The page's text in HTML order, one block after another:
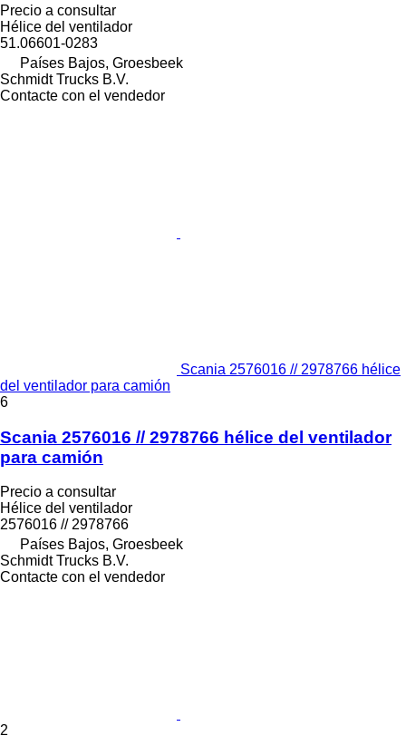
Precio a consultar
Hélice del ventilador
51.06601-0283
Países Bajos, Groesbeek
Schmidt Trucks B.V.
Contacte con el vendedor
Scania 2576016 // 2978766 hélice
del ventilador para camión
6
Scania 2576016 // 2978766 hélice del ventilador
para camión
Precio a consultar
Hélice del ventilador
2576016 // 2978766
Países Bajos, Groesbeek
Schmidt Trucks B.V.
Contacte con el vendedor
2